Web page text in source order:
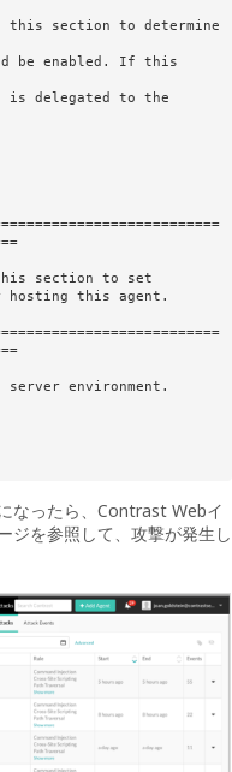
section to set
hosting this agent.
なったら、Contrast Webイ
ジを参照して、攻撃が発生し